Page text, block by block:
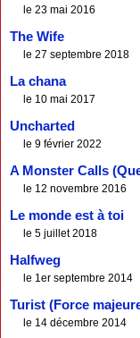
le 23 mai 2016
The Wife
le 27 septembre 2018
La chana
le 10 mai 2017
Uncharted
le 9 février 2022
A Monster Calls
le 12 novembre 2016
Le monde est à toi
le 5 juillet 2018
Halfweg
le 1er septembre 2014
Turist (Force
le 14 décembre 2014